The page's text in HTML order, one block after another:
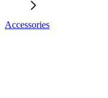
Accessories